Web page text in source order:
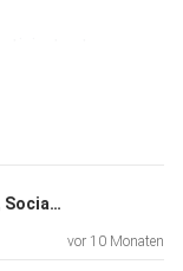
#225: Jugendheim überstanden, Social Media gemeistert und die Familie im Herzen | Onkel Banjou
vor 10 Monaten